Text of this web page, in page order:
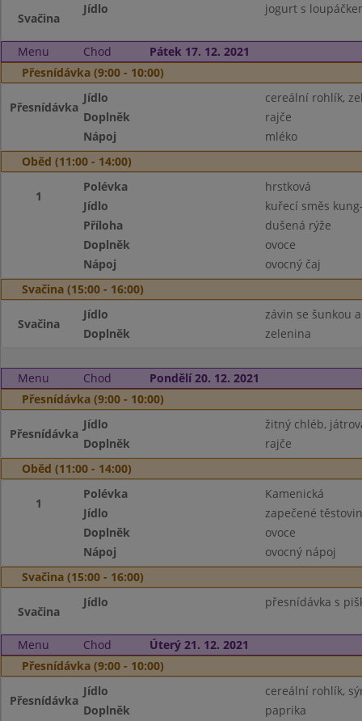
Svačina
Jídlo jogurt s
Menu Chod
Pátek 17. 12. 2021
Přesnídávka (9:00 - 10:00)
Přesnídávka
Jídlo
cereální rohlík,
Doplněk
rajče
Nápoj
mléko
Oběd (11:00 - 14:00)
1
Polévka
hrstková
Jídlo
kuřecí směs
Příloha
dušená rýže
Doplněk
ovoce
Nápoj
ovocný čaj
Svačina (15:00 - 16:00)
Svačina
Jídlo
závin se šunkou
Doplněk
zelenina
Menu Chod
Pondělí 20. 12. 2021
Přesnídávka (9:00 - 10:00)
Přesnídávka
Jídlo
žitný chléb,
Doplněk
rajče
Oběd (11:00 - 14:00)
1
Polévka
Kamenická
Jídlo
zapečené
Doplněk
ovoce
Nápoj
ovocný nápoj
Svačina (15:00 - 16:00)
Svačina
Jídlo přesnídávka s
Menu Chod
Úterý 21. 12. 2021
Přesnídávka (9:00 - 10:00)
Přesnídávka
Jídlo
cereální rohlík,
Doplněk
paprika